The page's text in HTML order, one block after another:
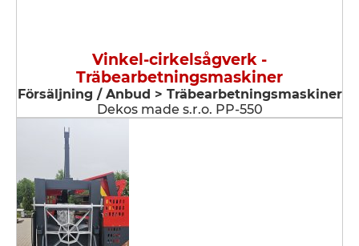
Vinkel-cirkelsågverk -
Träbearbetningsmaskiner
Försäljning / Anbud > Träbearbetningsmaskiner
Dekos made s.r.o. PP-550